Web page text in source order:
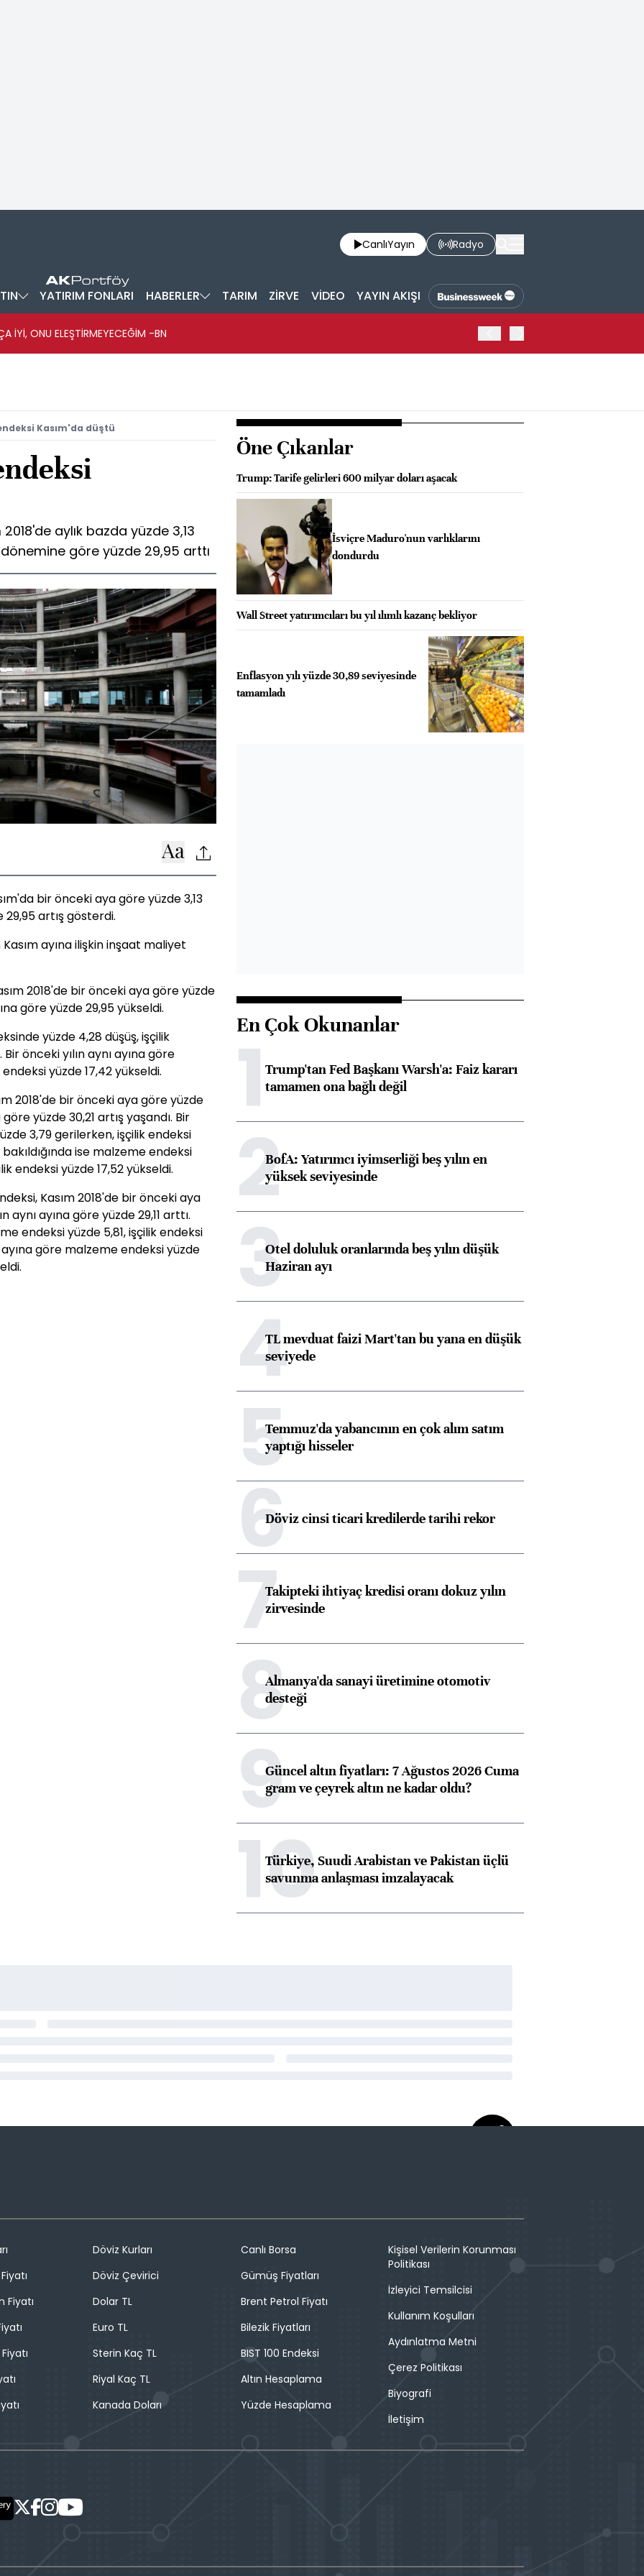
CanlıYayın Radyo
YATIRIM FONLARI HABERLER TARIM ZİRVE VİDEO YAYIN AKIŞI
İYİ, ONU ELEŞTİRMEYECEĞİM -BN
Kasım'da düştü
aylık bazda yüzde 3,13
dönemine göre yüzde 29,95 arttı
bir önceki aya göre yüzde 3,13
29,95 artış gösterdi.
ayına ilişkin inşaat maliyet
2018'de bir önceki aya göre yüzde
göre yüzde 29,95 yükseldi.
yüzde 4,28 düşüş, işçilik
önceki yılın aynı ayına göre
yüzde 17,42 yükseldi.
2018'de bir önceki aya göre yüzde
yüzde 30,21 artış yaşandı. Bir
3,79 gerilerken, işçilik endeksi
ise malzeme endeksi
endeksi yüzde 17,52 yükseldi.
Kasım 2018'de bir önceki aya
aynı ayına göre yüzde 29,11 arttı.
endeksi yüzde 5,81, işçilik endeksi
ayına göre malzeme endeksi yüzde
Öne Çıkanlar
Trump: Tarife gelirleri 600 milyar doları aşacak
İsviçre Maduro'nun varlıklarını
dondurdu
Wall Street yatırımcıları bu yıl ılımlı kazanç bekliyor
Enflasyon yılı yüzde 30,89 seviyesinde
tamamladı
En Çok Okunanlar
1Trump'tan Fed Başkanı Warsh'a: Faiz kararı
tamamen ona bağlı değil
2BofA: Yatırımcı iyimserliği beş yılın en
yüksek seviyesinde
3Otel doluluk oranlarında beş yılın düşük
Haziran ayı
4TL mevduat faizi Mart'tan bu yana en düşük
seviyede
5Temmuz'da yabancının en çok alım satım
yaptığı hisseler
6Döviz cinsi ticari kredilerde tarihi rekor
7Takipteki ihtiyaç kredisi oranı dokuz yılın
zirvesinde
8Almanya'da sanayi üretimine otomotiv
desteği
9Güncel altın fiyatları: 7 Ağustos 2026 Cuma
gram ve çeyrek altın ne kadar oldu?
10
Türkiye, Suudi Arabistan ve Pakistan üçlü
savunma anlaşması imzalayacak
Fiyatı
Döviz Kurları
Döviz Çevirici
Dolar TL
Euro TL
Sterin Kaç TL
Riyal Kaç TL
Kanada Doları
Canlı Borsa
Gümüş Fiyatları
Brent Petrol Fiyatı
Bilezik Fiyatları
BIST 100 Endeksi
Altın Hesaplama
Yüzde Hesaplama
Kişisel Verilerin Korunması
Politikası
İzleyici Temsilcisi
Kullanım Koşulları
Aydınlatma Metni
Çerez Politikası
Biyografi
İletişim